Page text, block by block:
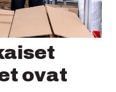
ovat